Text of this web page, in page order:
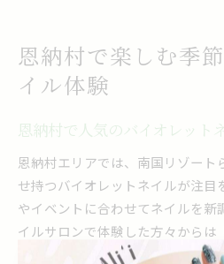
恩納村で楽しむ季
イル体験
恩納村で人気のバイオレット
恩納村エリアでは、南国リゾー
せ持つバイオレットネイルが注目
やイベントに合わせてネイルを新
イルサロンで体験した方々からは
両立できた」「写真映えするカラ